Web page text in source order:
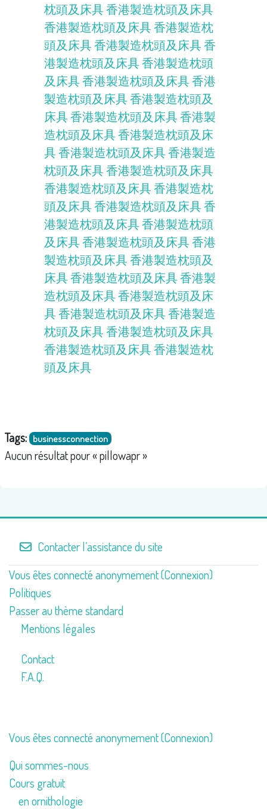
枕頭及床具香港製造枕頭及床具
香港製造枕頭及床具香港製造枕
頭及床具香港製造枕頭及床具香
港製造枕頭及床具香港製造枕頭
及床具香港製造枕頭及床具香港
製造枕頭及床具香港製造枕頭及
床具香港製造枕頭及床具香港製
造枕頭及床具香港製造枕頭及床
具香港製造枕頭及床具香港製造
枕頭及床具香港製造枕頭及床具
香港製造枕頭及床具香港製造枕
頭及床具香港製造枕頭及床具香
港製造枕頭及床具香港製造枕頭
及床具香港製造枕頭及床具香港
製造枕頭及床具香港製造枕頭及
床具香港製造枕頭及床具香港製
造枕頭及床具香港製造枕頭及床
具香港製造枕頭及床具香港製造
枕頭及床具香港製造枕頭及床具
香港製造枕頭及床具香港製造枕
頭及床具
Tags: businessconnection
Aucun résultat pour « pillowapr »
Contacter l’assistance du site
Vous êtes connecté anonymement (Connexion)
Politiques
Passer au thème standard
Mentions légales
Contact
F.A.Q.
Vous êtes connecté anonymement (Connexion)
Qui sommes-nous
Cours gratuit
en ornithologie